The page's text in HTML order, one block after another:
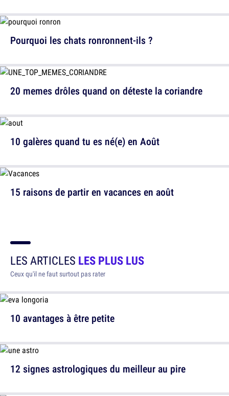
Pourquoi les chats ronronnent-ils ?
10 galères quand tu es né(e) en Août
20 memes drôles quand on déteste la coriandre
15 raisons de partir en vacances en août
LES ARTICLES LES PLUS LUS
Ceux qu'il ne faut surtout pas rater
10 avantages à être petite
12 signes astrologiques du meilleur au pire